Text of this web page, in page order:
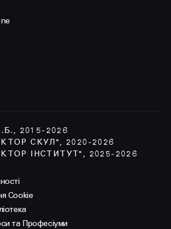
2015-2026
СКУЛ", 2020-2026
ІНСТИТУТ", 2025-2026
Cookie
та Професіуми